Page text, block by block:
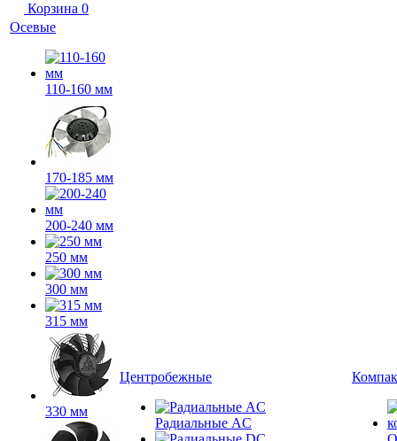
Корзина 0
Осевые
110-160 мм
170-185 мм
200-240 мм
250 мм
300 мм
315 мм
330 мм
Центробежные
Радиальные AC